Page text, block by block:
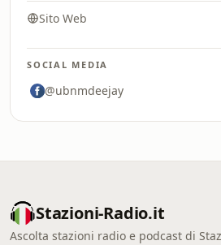
Sito Web
SOCIAL MEDIA
@ubnmdeejay
Stazioni-Radio.it
Ascolta stazioni radio e podcast di